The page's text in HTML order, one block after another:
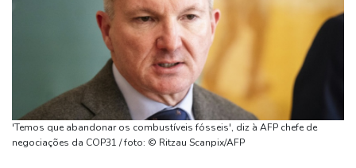
Laudo aponta que Brandon Clarke, jogador da NBA, teve morte
por overdose acidental
Ataques de rebeldes houthis deixam 10 mortos em região
petrolífera do Iêmen
Espanha impõe controles fronteiriços à Itália em meio a crise
migratória
De la Espriella chega ao poder na Colômbia com apoio de Trump
'Temos que abandonar os combustíveis fósseis', diz à AFP chefe de
negociações da COP31 / foto: © Ritzau Scanpix/AFP